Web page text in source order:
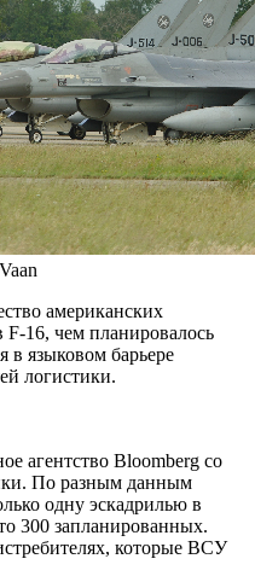
американских
16, чем планировалось
в языковом барьере
логистики.
агентство Bloomberg со
По разным данным
одну эскадрилью в
300 запланированных.
которые ВСУ